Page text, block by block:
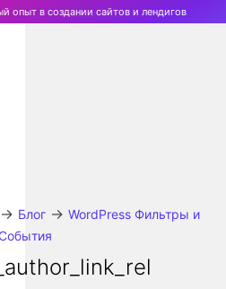
опыт в создании сайтов и лендигов
→ Блог → WordPress Фильтры и
События